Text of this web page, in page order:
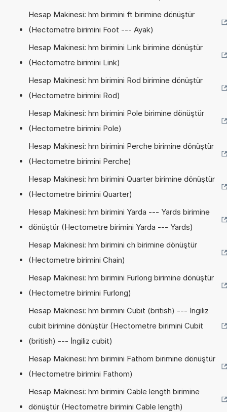
Hesap Makinesi: hm birimini ft birimine dönüştür
(Hectometre birimini Foot --- Ayak)
Hesap Makinesi: hm birimini Link birimine dönüştür
(Hectometre birimini Link)
Hesap Makinesi: hm birimini Rod birimine dönüştür
(Hectometre birimini Rod)
Hesap Makinesi: hm birimini Pole birimine dönüştür
(Hectometre birimini Pole)
Hesap Makinesi: hm birimini Perche birimine dönüştür
(Hectometre birimini Perche)
Hesap Makinesi: hm birimini Quarter birimine dönüştür
(Hectometre birimini Quarter)
Hesap Makinesi: hm birimini Yarda --- Yards birimine
dönüştür (Hectometre birimini Yarda --- Yards)
Hesap Makinesi: hm birimini ch birimine dönüştür
(Hectometre birimini Chain)
Hesap Makinesi: hm birimini Furlong birimine dönüştür
(Hectometre birimini Furlong)
Hesap Makinesi: hm birimini Cubit (british) --- İngiliz
cubit birimine dönüştür (Hectometre birimini Cubit
(british) --- İngiliz cubit)
Hesap Makinesi: hm birimini Fathom birimine dönüştür
(Hectometre birimini Fathom)
Hesap Makinesi: hm birimini Cable length birimine
dönüştür (Hectometre birimini Cable length)